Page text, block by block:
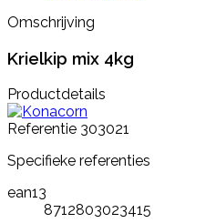
Omschrijving
Krielkip mix 4kg
Productdetails
Referentie 303021
Specifieke referenties
ean13
8712803023415